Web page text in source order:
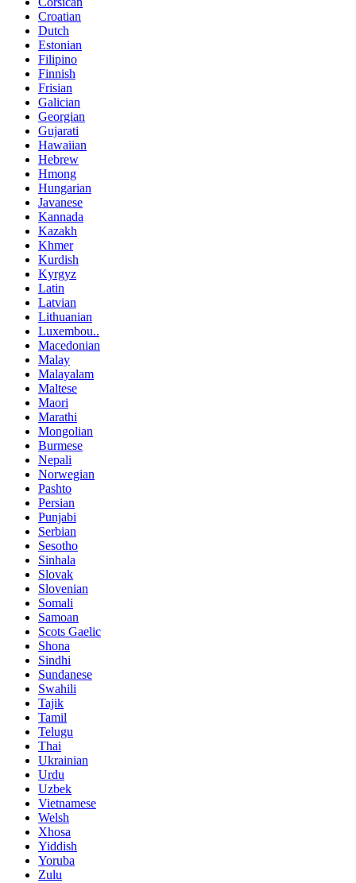
Croatian
Dutch
Estonian
Filipino
Finnish
Frisian
Galician
Georgian
Gujarati
Hawaiian
Hebrew
Hmong
Hungarian
Javanese
Kannada
Kazakh
Khmer
Kurdish
Kyrgyz
Latin
Latvian
Lithuanian
Luxembou..
Macedonian
Malay
Malayalam
Maltese
Maori
Marathi
Mongolian
Burmese
Nepali
Norwegian
Pashto
Persian
Punjabi
Serbian
Sesotho
Sinhala
Slovak
Slovenian
Somali
Samoan
Scots Gaelic
Shona
Sindhi
Sundanese
Swahili
Tajik
Tamil
Telugu
Thai
Ukrainian
Urdu
Uzbek
Vietnamese
Welsh
Xhosa
Yiddish
Yoruba
Zulu